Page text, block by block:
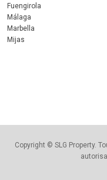
Fuengirola
Málaga
Marbella
Mijas
Copyright © SLG Property.